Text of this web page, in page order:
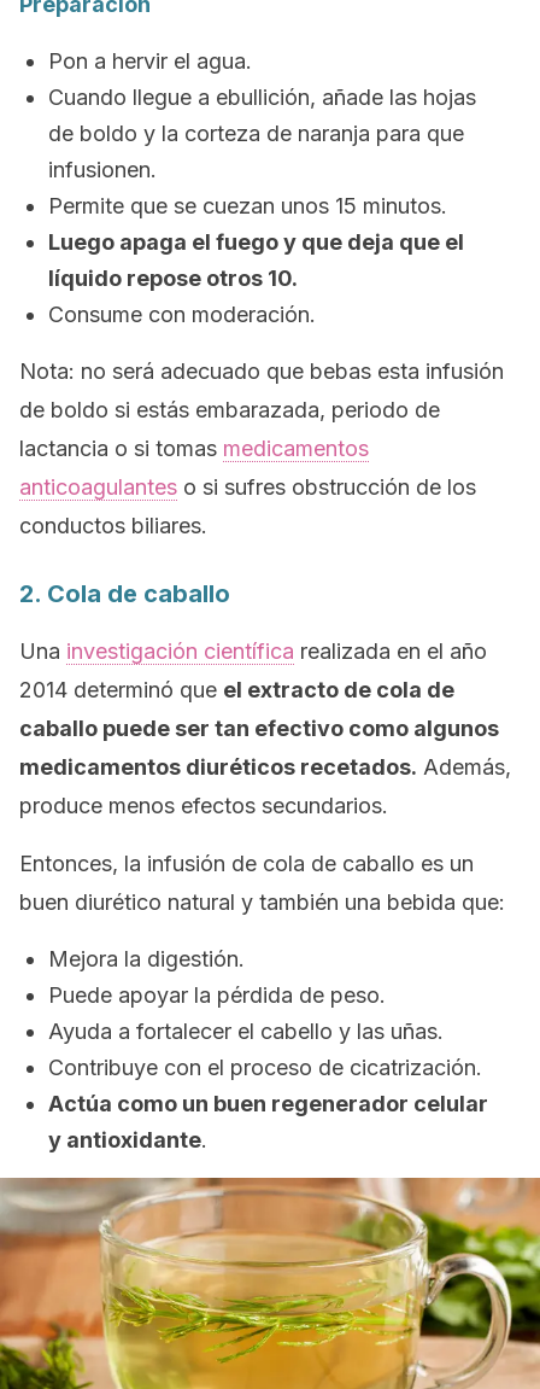
Pon a hervir el agua.
Cuando llegue a ebullición, añade las hojas
de boldo y la corteza de naranja para que
infusionen.
Permite que se cuezan unos 15 minutos.
Luego apaga el fuego y que deja que el
líquido repose otros 10.
Consume con moderación.
Nota: no será adecuado que bebas esta infusión
de boldo si estás embarazada, periodo de
lactancia o si tomas medicamentos
anticoagulantes o si sufres obstrucción de los
conductos biliares.
2. Cola de caballo
Una investigación científica realizada en el año
2014 determinó que el extracto de cola de
caballo puede ser tan efectivo como algunos
medicamentos diuréticos recetados. Además,
produce menos efectos secundarios.
Entonces, la infusión de cola de caballo es un
buen diurético natural y también una bebida que:
Mejora la digestión.
Puede apoyar la pérdida de peso.
Ayuda a fortalecer el cabello y las uñas.
Contribuye con el proceso de cicatrización.
Actúa como un buen regenerador celular
y antioxidante.